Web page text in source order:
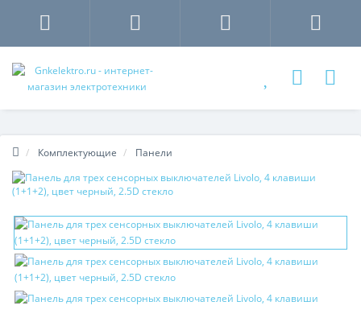
Комплектующие Панели